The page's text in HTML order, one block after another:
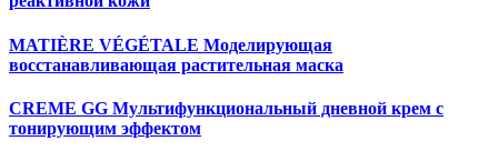
MATIÈRE VÉGÉTALE Моделирующая
восстанавливающая растительная маска
CREME GG Мультифункциональный дневной крем c
тонирующим эффектом